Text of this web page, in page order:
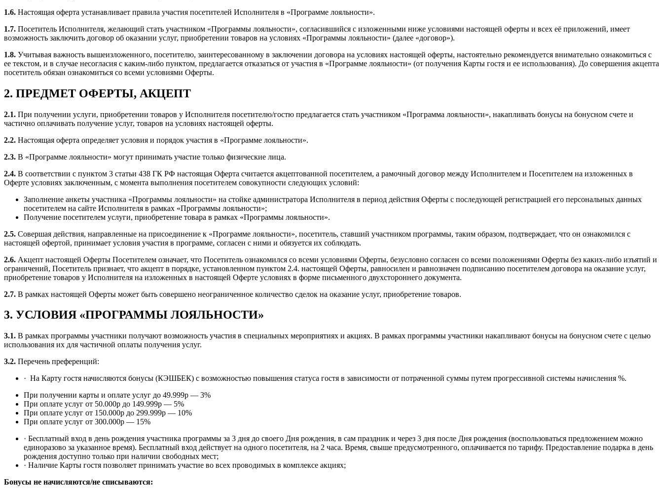
1.6. Настоящая оферта устанавливает правила участия посетителей Исполнителя в «Программе лояльности».
1.7. Посетитель Исполнителя, желающий стать участником «Программы лояльности», согласившийся с изложенными ниже условиями настоящей оферты и всех её приложений, имеет
возможность заключить договор об оказании услуг, приобретении товаров на условиях «Программы лояльности» (далее «договор»).
1.8. Учитывая важность вышеизложенного, посетителю, заинтересованному в заключении договора на условиях настоящей оферты, настоятельно рекомендуется внимательно ознакомиться с
ее текстом, и в случае несогласия с каким-либо пунктом, предлагается отказаться от участия в «Программе лояльности» (от получения Карты гостя и ее использования). До совершения акцепта
посетитель обязан ознакомиться со всеми условиями Оферты.
2. ПРЕДМЕТ ОФЕРТЫ, АКЦЕПТ
2.1. При получении услуги, приобретении товаров у Исполнителя посетителю/гостю предлагается стать участником «Программа лояльности», накапливать бонусы на бонусном счете и
частично оплачивать получение услуг, товаров на условиях настоящей оферты.
2.2. Настоящая оферта определяет условия и порядок участия в «Программе лояльности».
2.3. В «Программе лояльности» могут принимать участие только физические лица.
2.4. В соответствии с пунктом 3 статьи 438 ГК РФ настоящая Оферта считается акцептованной посетителем, а рамочный договор между Исполнителем и Посетителем на изложенных в
Оферте условиях заключенным, с момента выполнения посетителем совокупности следующих условий:
Заполнение анкеты участника «Программы лояльности» на стойке администратора Исполнителя в период действия Оферты с последующей регистрацией его персональных данных
посетителем на сайте Исполнителя в рамках «Программы лояльности»;
Получение посетителем услуги, приобретение товара в рамках «Программы лояльности».
2.5. Совершая действия, направленные на присоединение к «Программе лояльности», посетитель, ставший участником программы, таким образом, подтверждает, что он ознакомился с
настоящей офертой, принимает условия участия в программе, согласен с ними и обязуется их соблюдать.
2.6. Акцепт настоящей Оферты Посетителем означает, что Посетитель ознакомился со всеми условиями Оферты, безусловно согласен со всеми положениями Оферты без каких-либо изъятий и
ограничений, Посетитель признает, что акцепт в порядке, установленном пунктом 2.4. настоящей Оферты, равносилен и равнозначен подписанию посетителем договора на оказание услуг,
приобретение товаров у Исполнителя на изложенных в настоящей Оферте условиях в форме письменного двухстороннего документа.
2.7. В рамках настоящей Оферты может быть совершено неограниченное количество сделок на оказание услуг, приобретение товаров.
3. УСЛОВИЯ «ПРОГРАММЫ ЛОЯЛЬНОСТИ»
3.1. В рамках программы участники получают возможность участия в специальных мероприятиях и акциях. В рамках программы участники накапливают бонусы на бонусном счете с целью
использования их для частичной оплаты получения услуг.
3.2. Перечень преференций:
· На Карту гостя начисляются бонусы (КЭШБЕК) с возможностью повышения статуса гостя в зависимости от потраченной суммы путем прогрессивной системы начисления %.
При получении карты и оплате услуг до 49.999р — 3%
При оплате услуг от 50.000р до 149.999р — 5%
При оплате услуг от 150.000р до 299.999р — 10%
При оплате услуг от 300.000р — 15%
· Бесплатный вход в день рождения участника программы за 3 дня до своего Дня рождения, в сам праздник и через 3 дня после Дня рождения (воспользоваться предложением можно
единоразово за указанное время). Бесплатный вход действует на одного посетителя, на 2 часа. Время, свыше предусмотренного, оплачивается по тарифу. Предоставление подарка в день
рождения доступно только при наличии свободных мест;
· Наличие Карты гостя позволяет принимать участие во всех проводимых в комплексе акциях;
Бонусы не начисляются/не списываются: